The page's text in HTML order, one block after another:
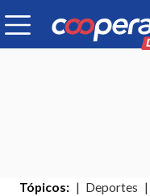
Tópicos: Deportes